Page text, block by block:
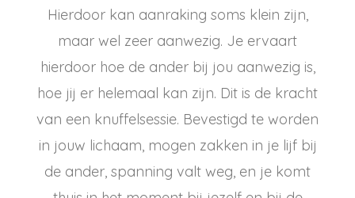
Hierdoor kan aanraking soms klein zijn,
maar wel zeer aanwezig. Je ervaart
hierdoor hoe de ander bij jou aanwezig is,
hoe jij er helemaal kan zijn. Dit is de kracht
van een knuffelsessie. Bevestigd te worden
in jouw lichaam, mogen zakken in je lijf bij
de ander, spanning valt weg, en je komt